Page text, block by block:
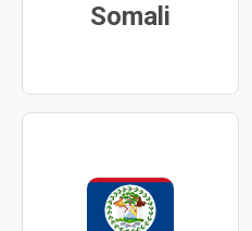
Somali